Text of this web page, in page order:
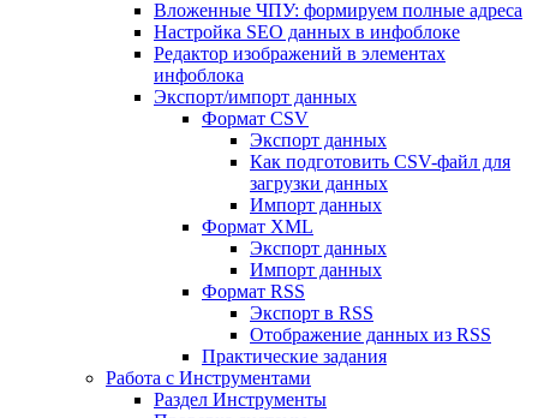
Вложенные ЧПУ: формируем полные адреса
Настройка SEO данных в инфоблоке
Редактор изображений в элементах
инфоблока
Экспорт/импорт данных
Формат CSV
Экспорт данных
Как подготовить CSV-файл для
загрузки данных
Импорт данных
Формат XML
Экспорт данных
Импорт данных
Формат RSS
Экспорт в RSS
Отображение данных из RSS
Практические задания
Работа с Инструментами
Раздел Инструменты